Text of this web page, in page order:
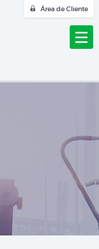
Área de Cliente